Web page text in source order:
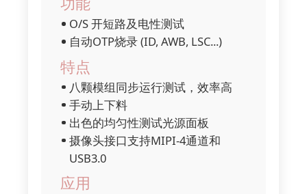
O/S 开短路及电性测试
自动OTP烧录 (ID, AWB, LSC...)
特点
八颗模组同步运行测试，效率高
手动上下料
出色的均匀性测试光源面板
摄像头接口支持MIPI-4通道和
USB3.0
应用